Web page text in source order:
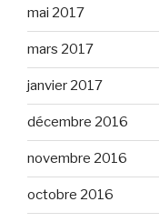
mai 2017
mars 2017
janvier 2017
décembre 2016
novembre 2016
octobre 2016